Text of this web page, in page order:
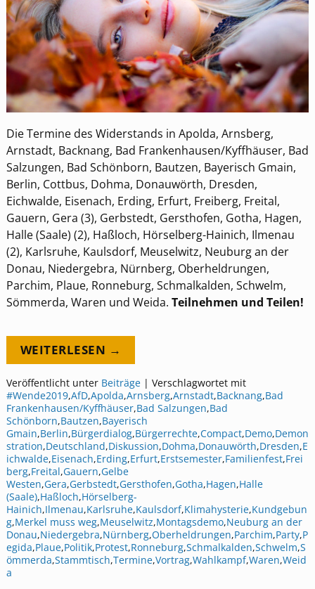
Die Termine des Widerstands in Apolda, Arnsberg,
Arnstadt, Backnang, Bad Frankenhausen/Kyffhäuser, Bad
Salzungen, Bad Schönborn, Bautzen, Bayerisch Gmain,
Berlin, Cottbus, Dohma, Donauwörth, Dresden,
Eichwalde, Eisenach, Erding, Erfurt, Freiberg, Freital,
Gauern, Gera (3), Gerbstedt, Gersthofen, Gotha, Hagen,
Halle (Saale) (2), Haßloch, Hörselberg-Hainich, Ilmenau
(2), Karlsruhe, Kaulsdorf, Meuselwitz, Neuburg an der
Donau, Niedergebra, Nürnberg, Oberheldrungen,
Parchim, Plaue, Ronneburg, Schmalkalden, Schwelm,
Sömmerda, Waren und Weida. Teilnehmen und Teilen!
WEITERLESEN →
Veröffentlicht unter Beiträge| Verschlagwortet mit
#Wende2019,AfD,Apolda,Arnsberg,Arnstadt,Backnang,Bad
Frankenhausen/Kyffhäuser,Bad Salzungen,Bad
Schönborn,Bautzen,Bayerisch
Gmain,Berlin,Bürgerdialog,Bürgerrechte,Compact,Demo,Demon
stration,Deutschland,Diskussion,Dohma,Donauwörth,Dresden,E
ichwalde,Eisenach,Erding,Erfurt,Erstsemester,Familienfest,Frei
berg,Freital,Gauern,Gelbe
Westen,Gera,Gerbstedt,Gersthofen,Gotha,Hagen,Halle
(Saale),Haßloch,Hörselberg-
Hainich,Ilmenau,Karlsruhe,Kaulsdorf,Klimahysterie,Kundgebun
g,Merkel muss weg,Meuselwitz,Montagsdemo,Neuburg an der
Donau,Niedergebra,Nürnberg,Oberheldrungen,Parchim,Party,P
egida,Plaue,Politik,Protest,Ronneburg,Schmalkalden,Schwelm,S
ömmerda,Stammtisch,Termine,Vortrag,Wahlkampf,Waren,Weid
a